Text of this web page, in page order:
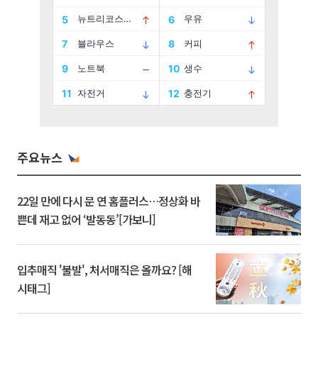
주요뉴스
22일 만에 다시 문 연 홈플러스…정상화 바
쁜데 재고 없어 ‘발동동’[가보니]
입추매직 '불발', 처서매직은 올까요? [해
시태그]